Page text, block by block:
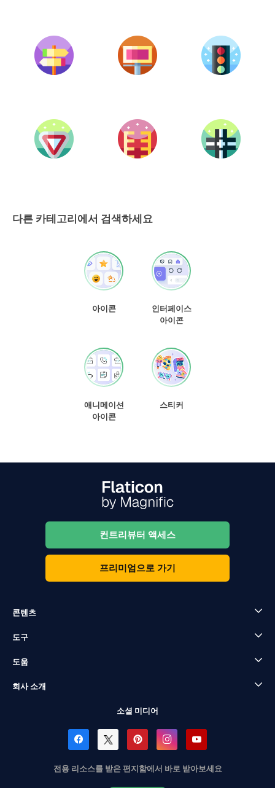
다른 카테고리에서 검색하세요
아이콘
인터페이스
아이콘
애니메이션
아이콘
스티커
컨트리뷰터 액세스
프리미엄으로 가기
콘텐츠
도구
도움
회사 소개
소셜 미디어
전용 리소스를 받은 편지함에서 바로 받아보세요